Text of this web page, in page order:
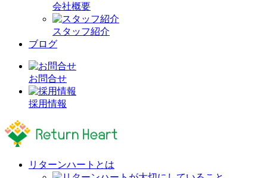
会社概要
スタッフ紹介
ブログ
お問合せ
採用情報
リターンハートとは